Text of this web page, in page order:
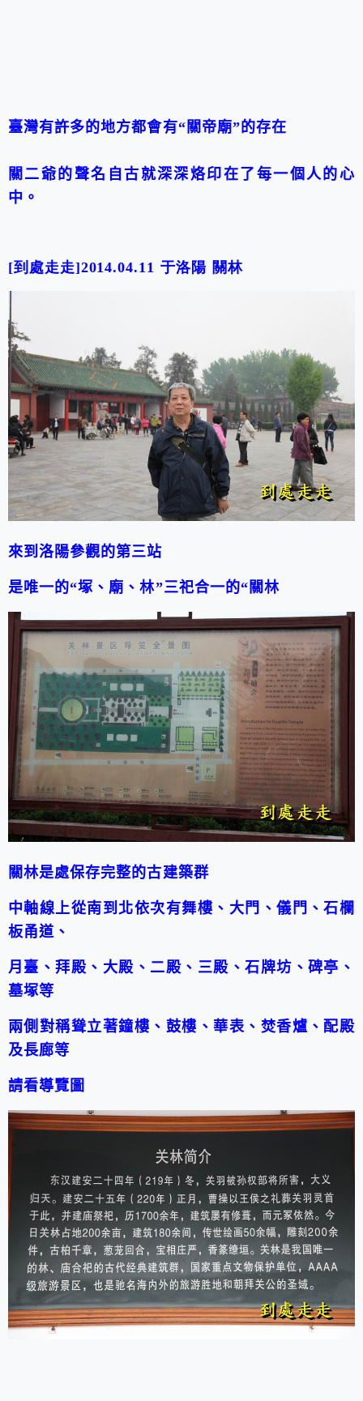
臺灣有許多的地方都會有“ 關帝廟” 的存在
關二爺的聲名自古就深深烙印在了每一個人的心
中。
[到處走走]2014.04.11 于洛陽 關林
來到洛陽參觀的第三站
是唯一的“塚、廟、林”三祀合一的“ 關林
關林是處保存完整的古建築群
中軸線上從南到北依次有舞樓、大門、儀門、石欄
板甬道、
月臺、拜殿、大殿、二殿、三殿、石牌坊、碑亭、
墓塚等
兩側對稱聳立著鐘樓、鼓樓、華表、焚香爐、配殿
及長廊等
請看導覽圖